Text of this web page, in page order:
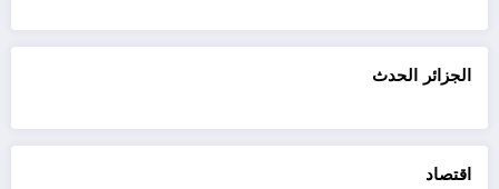
الجزائر الحدث
اقتصاد